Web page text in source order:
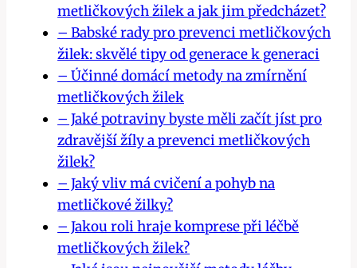
metličkových žilek a jak jim předcházet?
– ⁣Babské rady pro prevenci metličkových
žilek: skvělé tipy od generace k generaci
– Účinné domácí metody na zmírnění
metličkových žilek
– Jaké potraviny byste měli začít jíst pro
‍zdravější žíly a prevenci ⁣metličkových
žilek?
– Jaký vliv má ‍cvičení a pohyb na
metličkové žilky?
– Jakou roli hraje komprese při‌ léčbě
metličkových žilek?